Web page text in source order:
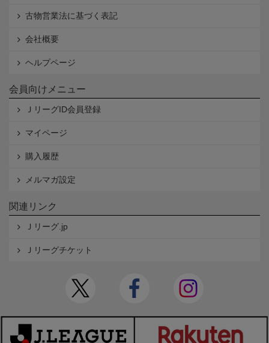
古物営業法に基づく表記
会社概要
ヘルプページ
会員向けメニュー
ＪリーグID会員登録
マイページ
購入履歴
メルマガ設定
関連リンク
Ｊリーグ.jp
Ｊリーグチケット